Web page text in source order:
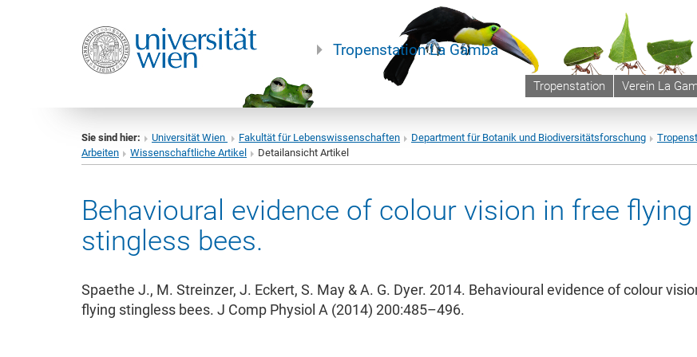
Tropenstation La Gamba
Tropenstation Verein La
Sie sind hier: Universität Wien Fakultät für Lebenswissenschaften Department für Botanik und Biodiversitätsforschung
Arbeiten
Wissenschaftliche Artikel Detailansicht Artikel
Behavioural evidence of colour vision in free flying
stingless bees.
Spaethe J., M. Streinzer, J. Eckert, S. May & A. G. Dyer. 2014. Behavioural evidence of colour
flying stingless bees. J Comp Physiol A (2014) 200:485–496.